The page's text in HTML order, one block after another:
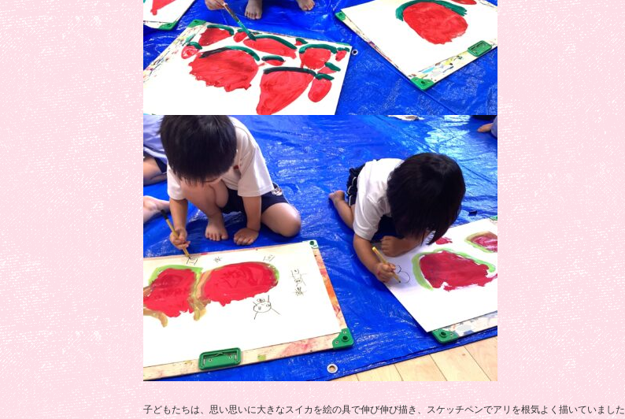
子どもたちは、思い思いに大きなスイカを絵の具で伸び伸び描き、スケッチペンでアリを根気よく描いていました